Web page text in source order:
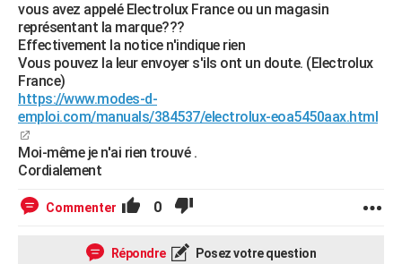
vous avez appelé Electrolux France ou un magasin
représentant la marque???
Effectivement la notice n'indique rien
Vous pouvez la leur envoyer s'ils ont un doute. (Electrolux
France)
https://www.modes-d-
emploi.com/manuals/384537/electrolux-eoa5450aax.html
Moi-même je n'ai rien trouvé .
Cordialement
Commenter 0
Répondre Posez votre question